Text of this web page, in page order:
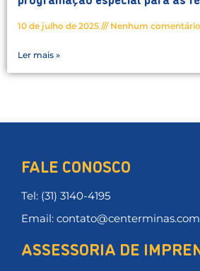
10 de julho de 2025 Nenhum comentário
Ler mais »
FALE CONOSCO
Tel: (31) 3140-4195
Email: contato@centerminas.com
ASSESSORIA DE